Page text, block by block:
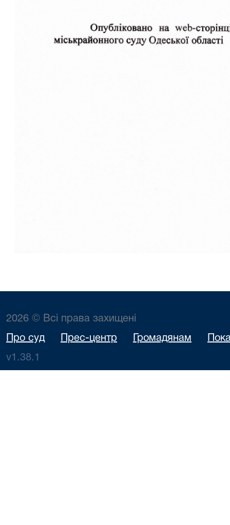
2026 © Всі права захищені
Про суд Прес-центр Громадянам
v1.38.1